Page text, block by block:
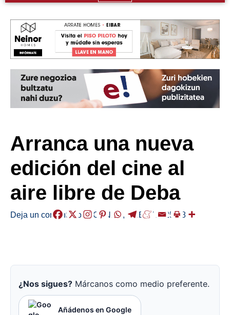
Arranca una nueva
edición del cine al
aire libre de Deba
Deja un comentario /AGENDA , DEBA/ 2025-08-01
¿Nos sigues? Márcanos como medio preferente.
Añádenos en Google